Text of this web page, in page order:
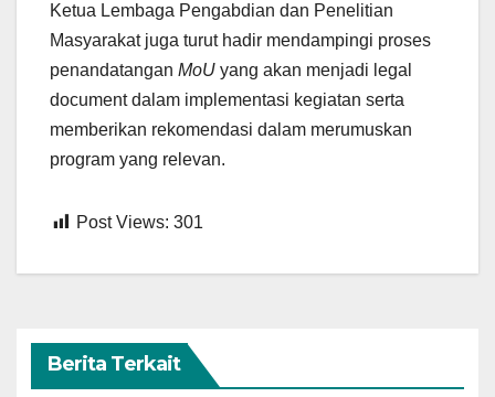
Ketua Lembaga Pengabdian dan Penelitian
Masyarakat juga turut hadir mendampingi proses
penandatangan MoU yang akan menjadi legal
document dalam implementasi kegiatan serta
memberikan rekomendasi dalam merumuskan
program yang relevan.
Post Views: 301
Berita Terkait